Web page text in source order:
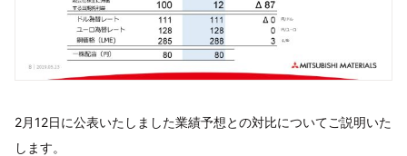
2月12日に公表いたしました業績予想との対比についてご説明いた
します。